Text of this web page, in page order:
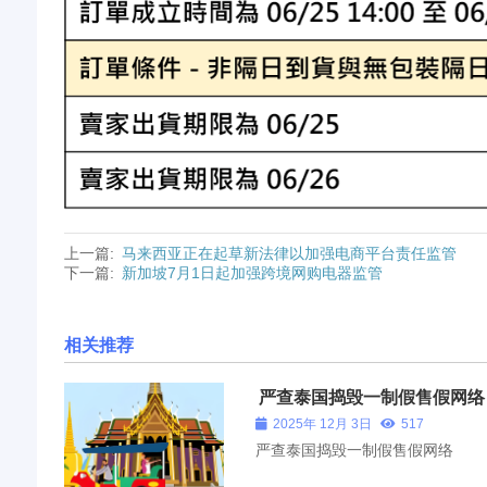
上一篇: 马来西亚正在起草新法律以加强电商平台责任监管
下一篇: 新加坡7月1日起加强跨境网购电器监管
相关推荐
严查泰国捣毁一制假售假网络
2025年 12月 3日 517
严查泰国捣毁一制假售假网络